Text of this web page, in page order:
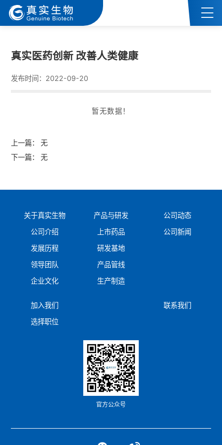
移动端轮播图
真实医药创新 改善人类健康
发布时间：2022-09-20
暂无数据！
上一篇：无
下一篇：无
关于真实生物
公司介绍
发展历程
领导团队
企业文化
产品与研发
上市药品
研发基地
产品管线
生产制造
公司动态
公司新闻
加入我们
选择职位
联系我们
官方公众号